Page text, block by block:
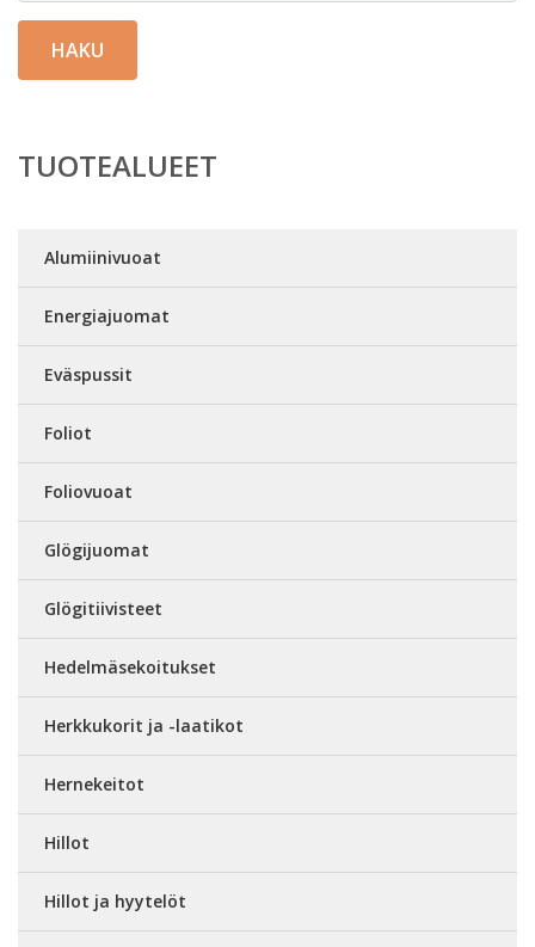
HAKU
TUOTEALUEET
Alumiinivuoat
Energiajuomat
Eväspussit
Foliot
Foliovuoat
Glögijuomat
Glögitiivisteet
Hedelmäsekoitukset
Herkkukorit ja -laatikot
Hernekeitot
Hillot
Hillot ja hyytelöt